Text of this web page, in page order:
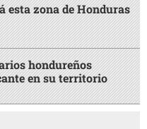
esta zona de Honduras
hondureños
en su territorio